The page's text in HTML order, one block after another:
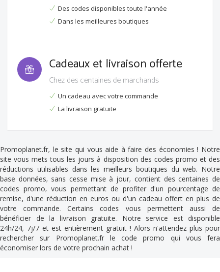
Des codes disponibles toute l'année
Dans les meilleures boutiques
Cadeaux et livraison offerte
Chez des centaines de marchands
Un cadeau avec votre commande
La livraison gratuite
Promoplanet.fr, le site qui vous aide à faire des économies ! Notre
site vous mets tous les jours à disposition des codes promo et des
réductions utilisables dans les meilleurs boutiques du web. Notre
base données, sans cesse mise à jour, contient des centaines de
codes promo, vous permettant de profiter d'un pourcentage de
remise, d'une réduction en euros ou d'un cadeau offert en plus de
votre commande. Certains codes vous permettent aussi de
bénéficier de la livraison gratuite. Notre service est disponible
24h/24, 7j/7 et est entièrement gratuit ! Alors n'attendez plus pour
rechercher sur Promoplanet.fr le code promo qui vous fera
économiser lors de votre prochain achat !